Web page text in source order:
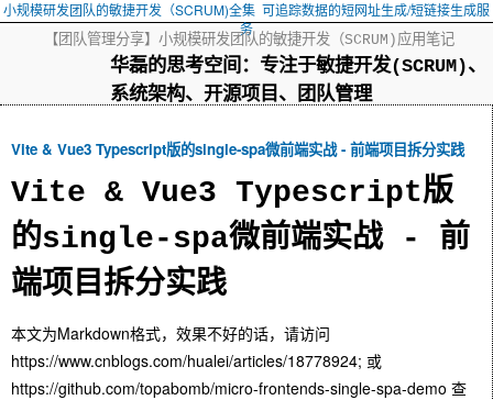
小规模研发团队的敏捷开发（SCRUM)全集 可追踪数据的短网址生成/短链接生成服
务
华磊的思考空间：专注于敏捷开发(SCRUM)、
系统架构、开源项目、团队管理
【团队管理分享】小规模研发团队的敏捷开发（SCRUM)应用笔记
Vite & Vue3 Typescript版的single-spa微前端实战 - 前端项目拆分实践
Vite & Vue3 Typescript版
的single-spa微前端实战 - 前
端项目拆分实践
本文为Markdown格式，效果不好的话，请访问
https://www.cnblogs.com/hualei/articles/18778924; 或
https://github.com/topabomb/micro-frontends-single-spa-demo 查